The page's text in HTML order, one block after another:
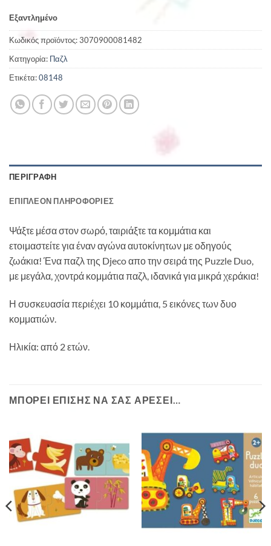
Εξαντλημένο
Κωδικός προϊόντος:3070900081482
Κατηγορία: Παζλ
Ετικέτα:08148
ΠΕΡΙΓΡΑΦΉ
ΕΠΙΠΛΈΟΝ ΠΛΗΡΟΦΟΡΊΕΣ
Ψάξτε μέσα στον σωρό, ταιριάξτε τα κομμάτια και
ετοιμαστείτε για έναν αγώνα αυτοκίνητων με οδηγούς
ζωάκια! Ένα παζλ της Djeco απο την σειρά της Puzzle Duo,
με μεγάλα, χοντρά κομμάτια παζλ, ιδανικά για μικρά χεράκια!
Η συσκευασία περιέχει 10 κομμάτια, 5 εικόνες των δυο
κομματιών.
Ηλικία: από 2 ετών.
ΜΠΟΡΕΊ ΕΠΊΣΗΣ ΝΑ ΣΑΣ ΑΡΈΣΕΙ…